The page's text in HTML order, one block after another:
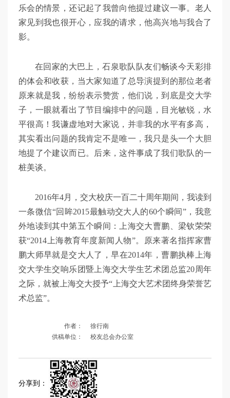
乐会的情景，还记起了我曾向他提过建议一事。老人
家见到我也很开心，应我的请求，他高兴地与我合了
影。
在回家的大巴上，石泉歌队队友们畅谈今天彩排
的体会和收获，当大家知道了总导演提到的那位老者
原来就是我，纷纷表示赞赏，他们说，到底是交大学
子，一眼就看出了节目编排中的问题，目光敏锐，水
平很高！我谦虚地对大家说，并非我的水平有多高，
其实看出问题的我肯定不是唯一，我只是头一个大胆
地提了个建议而已。后来，这件事成了我们歌队的一
桩美谈。
2016年4月，交大校庆一百二十周年期间，我读到
一条微信“回眸2015最触动交大人的60个瞬间”，我意
外地读到其中第五个瞬间：上海交大曹鹏、梁钦荣荣
获“2014上海教育年度新闻人物”。原来著名指挥家曹
鹏大师早就是交大人了，早在2014年，曹鹏执棒上海
交大学生交响乐团暨上海交大学生艺术团总监20周年
之际，就被上海交大授予“上海交大艺术团终身荣誉艺
术总监”。
作者：
徐行南
供稿单位：
校友总会办公室
分享到：